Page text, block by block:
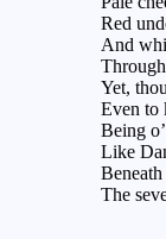
Red
And
Yet,
Even to
Being
Like
The